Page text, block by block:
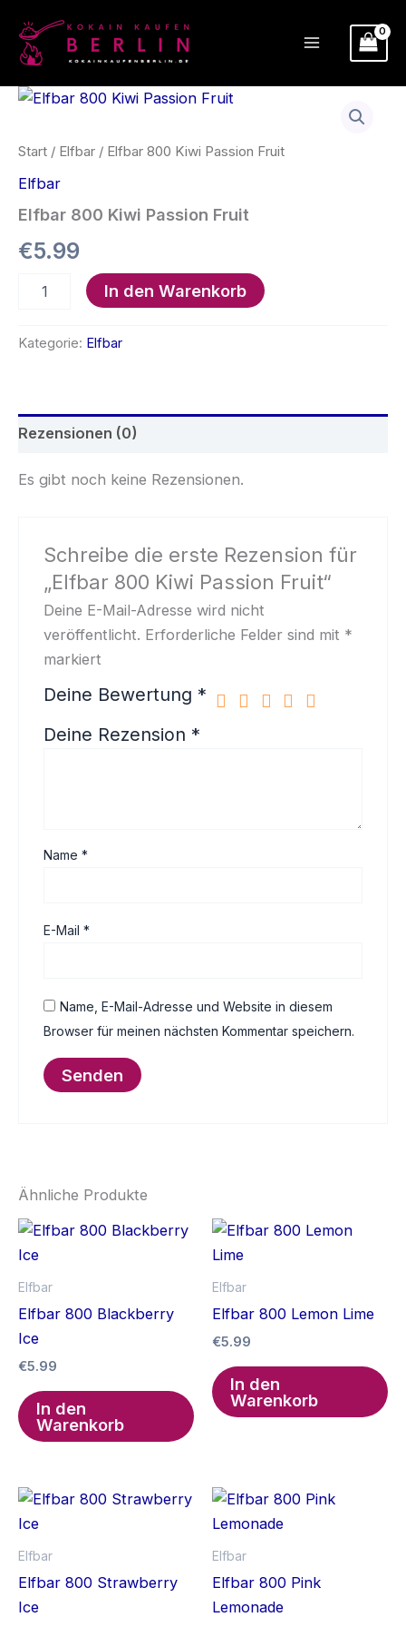
Inhalt
springen
Start / Elfbar / Elfbar 800 Kiwi Passion Fruit
Elfbar
Elfbar 800 Kiwi Passion Fruit
€5.99
Passion
In den Warenkorb
Kategorie: Elfbar
Rezensionen (0)
Es gibt noch keine Rezensionen.
Schreibe die erste Rezension für
„Elfbar 800 Kiwi Passion Fruit“
Deine E-Mail-Adresse wird nicht
veröffentlicht. Erforderliche Felder sind mit *
markiert
Deine Bewertung *
Deine Rezension *
Name*
E-Mail*
Name, E-Mail-Adresse und Website in diesem
Browser für meinen nächsten Kommentar speichern.
Ähnliche Produkte
Elfbar
Elfbar 800 Blackberry
Ice
€5.99
In den
Warenkorb
Elfbar
Elfbar 800 Lemon Lime
€5.99
In den
Warenkorb
Elfbar
Elfbar 800 Strawberry
Ice
Elfbar
Elfbar 800 Pink
Lemonade